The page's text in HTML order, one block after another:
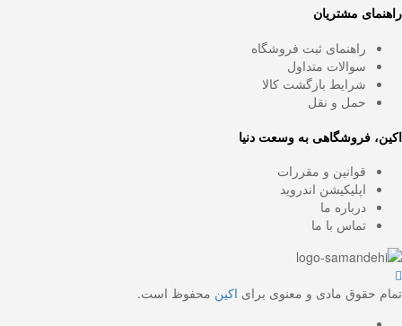
مشتریان
راهنمای ثبت فروشگاه
سوالات متداول
شرایط بازگشت کالا
حمل و نقل
فروشگاهی به وسعت دنیا
قوانین و مقررات
اپلیکیشن اندروید
درباره ما
تماس با ما
حقوق مادی و معنوی برایاکینمحفوظ است.